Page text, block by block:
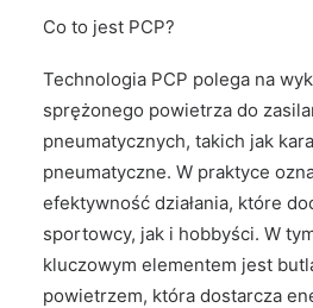
Co to jest PCP?
Technologia PCP polega na
sprężonego powietrza do
pneumatycznych, takich jak
pneumatyczne. W praktyce
efektywność działania, które
sportowcy, jak i hobbyści. W
kluczowym elementem jest
powietrzem, która dostarcza